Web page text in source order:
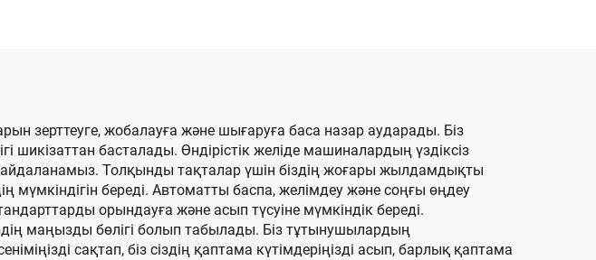
зерттеуге, жобалауға және шығаруға баса назар аударады. Біз
шикізаттан басталады. Өндірістік желіде машиналардың үздіксіз
Толқынды тақталар үшін біздің жоғары жылдамдықты
мүмкіндігін береді. Автоматты баспа, желімдеу және соңғы өңдеу
орындауға және асып түсуіне мүмкіндік береді.
маңызды бөлігі болып табылады. Біз тұтынушылардың
сақтап, біз сіздің қаптама күтімдеріңізді асып, барлық қаптама